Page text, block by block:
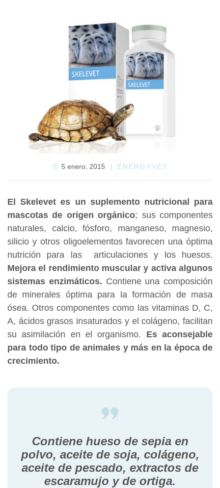
5 enero, 2015 ENERGYVET
El Skelevet es un suplemento nutricional para
mascotas de origen orgánico; sus componentes
naturales, calcio, fósforo, manganeso, magnesio,
silicio y otros oligoelementos favorecen una óptima
nutrición para las articulaciones y los huesos.
Mejora el rendimiento muscular y activa algunos
sistemas enzimáticos. Contiene una composición
de minerales óptima para la formación de masa
ósea. Otros componentes como las vitaminas D, C,
A, ácidos grasos insaturados y el colágeno, facilitan
su asimilación en el organismo. Es aconsejable
para todo tipo de animales y más en la época de
crecimiento.
Contiene hueso de sepia en
polvo, aceite de soja, colágeno,
aceite de pescado, extractos de
escaramujo y de ortiga.